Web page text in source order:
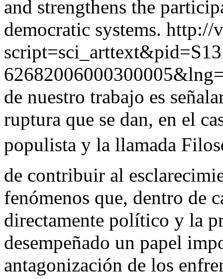
and strengthens the
democratic systems. http://
de nuestro trabajo es
ruptura que se dan, en el
populista y la llamada
de contribuir al
fenómenos que, dentro de
directamente político y la
desempeñado un papel
antagonización de los